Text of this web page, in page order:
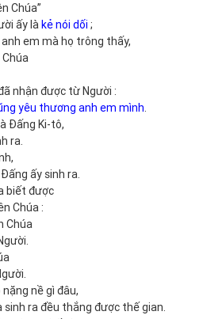
Chúa”
ấy làkẻ nói dối ;
em mà họ trông thấy,
nhận được từ Người :
yêu thương anh em mình.
Đấng Ki-tô,
ra.
ấy sinh ra.
biết được
Chúa :
Chúa
nề gì đâu,
sinh ra đều thắng được thế gian.